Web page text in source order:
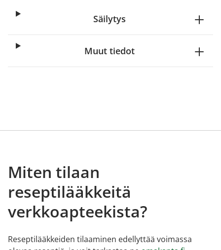
Säilytys
Muut tiedot
Miten tilaan
reseptilääkkeitä
verkkoapteekista?
Reseptilääkkeiden tilaaminen edellyttää voimassa